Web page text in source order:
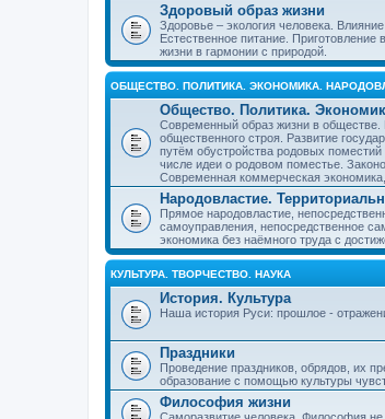
Здоровый образ жизни
Здоровье – экология человека.
Естественное питание.
жизни в гармонии с природой.
ОБЩЕСТВО. ПОЛИТИКА. ЭКОНОМИКА.
Общество. Политика.
Современный образ жизни в обществе.
общественного строя. Развитие
путём обустройства родовых
числе идеи о родовом поместье.
Современная коммерческая экономика,
Народовластие.
Прямое народовластие,
самоуправления, непосредственное
экономика без наёмного труда с
КУЛЬТУРА. ТВОРЧЕСТВО. НАУКА
История. Культура
Наша история Руси: прошлое -
Праздники
Проведение праздников, обрядов, их
образование с помощью культуры
Философия жизни
Саморазвитие человека. Философия не